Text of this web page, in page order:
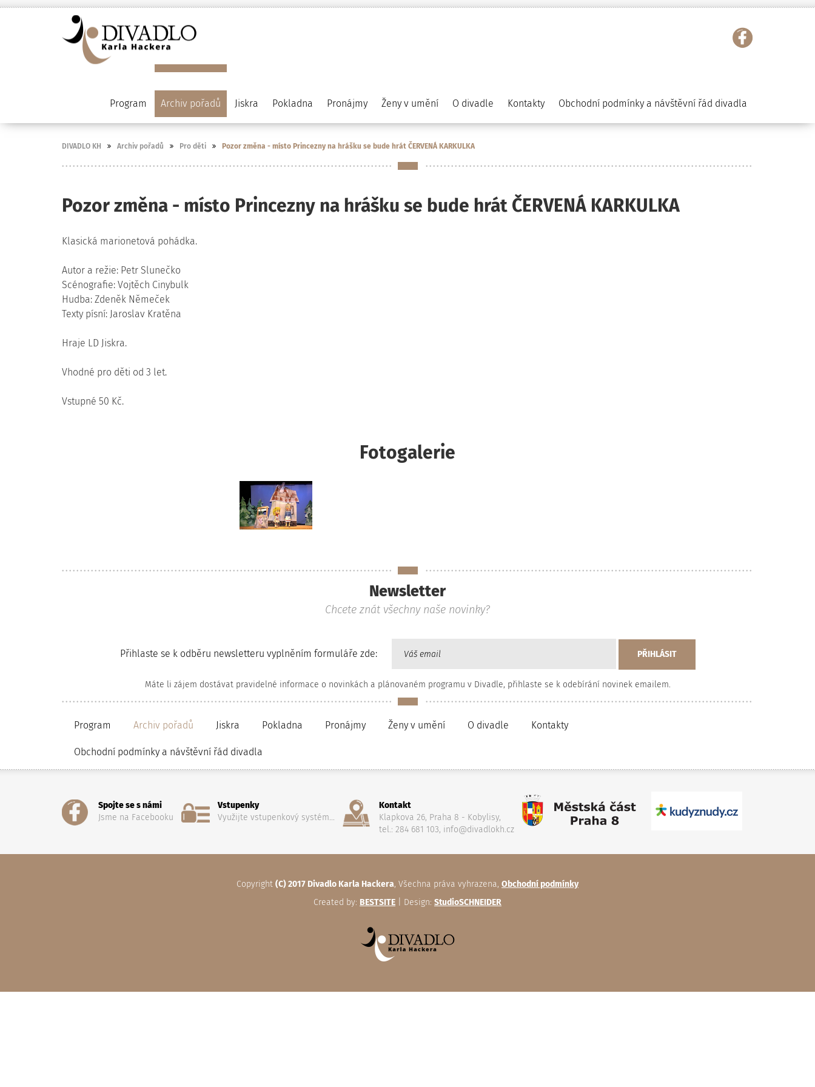
Program Archiv pořadů Jiskra Pokladna Pronájmy Ženy v umění O divadle Kontakty Obchodní podmínky a návštěvní řád divadla
DIVADLO KH Archiv pořadů Pro děti Pozor změna - místo Princezny na hrášku se bude hrát ČERVENÁ KARKULKA
Pozor změna - místo Princezny na hrášku se bude hrát ČERVENÁ KARKULKA
Klasická marionetová pohádka.
Autor a režie: Petr Slunečko
Scénografie: Vojtěch Cinybulk
Hudba: Zdeněk Němeček
Texty písní: Jaroslav Kratěna
Hraje LD Jiskra.
Vhodné pro děti od 3 let.
Vstupné 50 Kč.
Fotogalerie
Newsletter
Chcete znát všechny naše novinky?
Přihlaste se k odběru newsletteru vyplněním formuláře zde:
Máte li zájem dostávat pravidelné informace o novinkách a plánovaném programu v Divadle, přihlaste se k odebírání novinek emailem.
Program Archiv pořadů Jiskra Pokladna Pronájmy Ženy v umění O divadle Kontakty
Obchodní podmínky a návštěvní řád divadla
Spojte se s námi
Jsme na Facebooku
Vstupenky
Využijte vstupenkový systém...
Kontakt
Klapkova 26, Praha 8 - Kobylisy,
tel.: 284 681 103, info@divadlokh.cz
Copyright (C) 2017 Divadlo Karla Hackera, Všechna práva vyhrazena, Obchodní podmínky
Created by: BESTSITE | Design: StudioSCHNEIDER